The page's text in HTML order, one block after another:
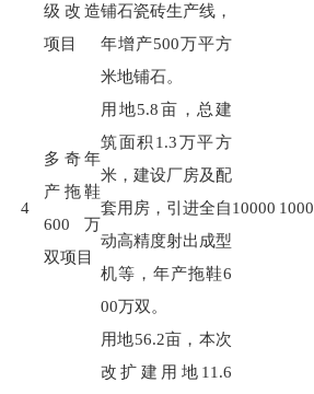
级改造
项目
铺石瓷砖生产线，
年增产500万平方
米地铺石。
4
多奇年
产拖鞋
600万
双项目
用地5.8亩，总建
筑面积 1.3万平方
米，建设厂房及配
套用房，引进全自
动高精度射出成型
机等，年产拖鞋6
00万双。
10000 1000
用地56.2亩，本次
改扩建用地 11.6